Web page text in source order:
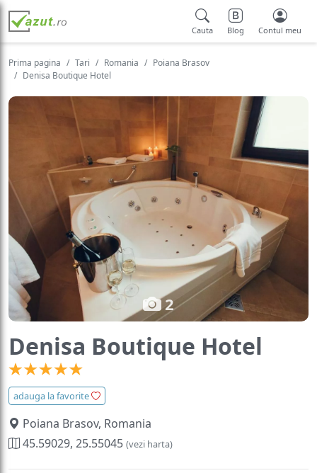
Cauta Blog Contul meu
Prima pagina Tari Romania
Poiana Brasov
Denisa Boutique Hotel
2
Denisa Boutique Hotel
adauga la favorite
Poiana Brasov, Romania
45.59029, 25.55045 (vezi harta)